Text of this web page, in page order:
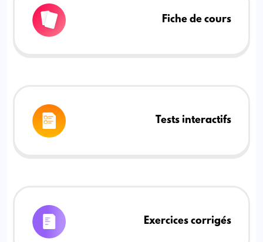
Fiche de cours
Tests interactifs
Exercices corrigés